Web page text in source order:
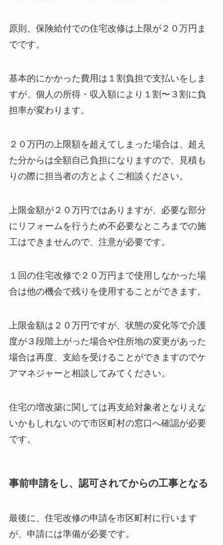
原則、保険給付での住宅改修は上限が２０万円ま
でです。
基本的にかかった費用は１割負担で支払いをしま
すが、個人の所得・収入額により１割〜３割に負
担率が変わります。
２０万円の上限額を超えてしまった場合は、超え
た分からは全額自己負担になりますので、見積も
りの際に担当者の方とよくご相談ください。
上限金額が２０万円ではありますが、必要な部分
にリフォームを行うため不必要なところまでの施
工はできませんので、注意が必要です。
１回の住宅改修で２０万円まで使用しなかった場
合は他の機会で残りを使用することができます。
上限金額は２０万円ですが、状態の変化等で介護
度が３段階上がった場合や住所地の変更があった
場合は再度、支給を受けることができますのでケ
アマネジャーと相談してみてください。
住宅の増改築に関しては再支給対象者となりえな
いかもしれないので市区町村の窓口へ確認が必要
です。
事前申請をし、認可されてからの工事となる
最後に、住宅改修の申請を市区町村に行います
が、申請には準備が必要です。